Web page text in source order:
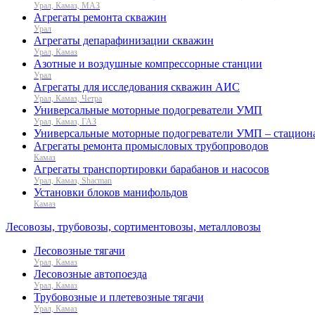
Урал, Камаз, МАЗ
Агрегаты ремонта скважин
Урал
Агрегаты депарафинизации скважин
Урал, Камаз
Азотные и воздушные компрессорные станции
Урал
Агрегаты для исследования скважин АИС
Урал, Камаз, Четра
Универсальные моторные подогреватели УМП
Урал, Камаз, ГАЗ
Универсальные моторные подогреватели УМП –
Агрегаты ремонта промысловых трубопроводов
Камаз
Агрегаты транспортировки барабанов и насосов
Урал, Камаз, Shacman
Установки блоков манифольдов
Камаз
Лесовозы, трубовозы, сортиментовозы, металловозы
Лесовозные тягачи
Урал, Камаз
Лесовозные автопоезда
Урал, Камаз
Трубовозные и плетевозные тягачи
Урал, Камаз